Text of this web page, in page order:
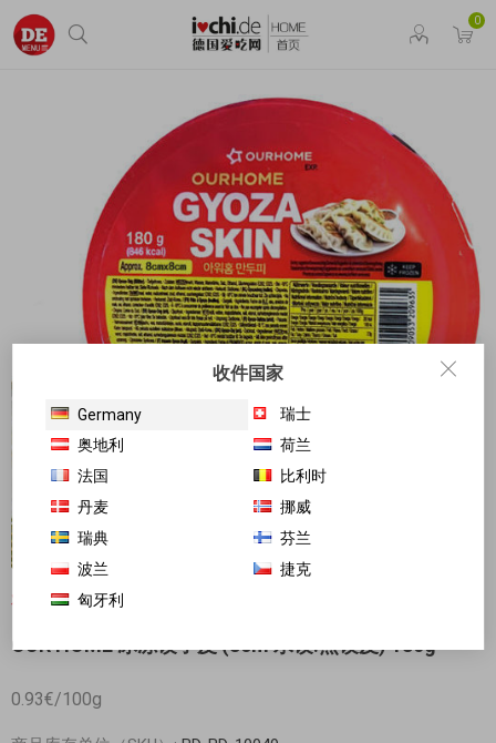
0
对不起-这个产品已经不再提供
OUR HOME 冰冻饺子皮 (8cm 水饺.煎饺皮) 180g
0.93€/100g
收件国家
Germany
瑞士
奥地利
荷兰
法国
比利时
丹麦
挪威
瑞典
芬兰
波兰
捷克
匈牙利